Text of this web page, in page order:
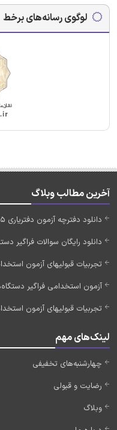
لوگوی رسانه‌های برخط
آخرین مطالب وبلاگ
دانلود دفترچه آزمون دفتریاری 1405
دانلود رایگان سوالات فراگیر
تجربیات قبولیهای آزمون
آزمون استخدامی فراگیر
تجربیات قبولیهای آزمون
لینک‌های مهم
چهارشنبه‌های تخفیفی
رضایت و قبولی
وبلاگ